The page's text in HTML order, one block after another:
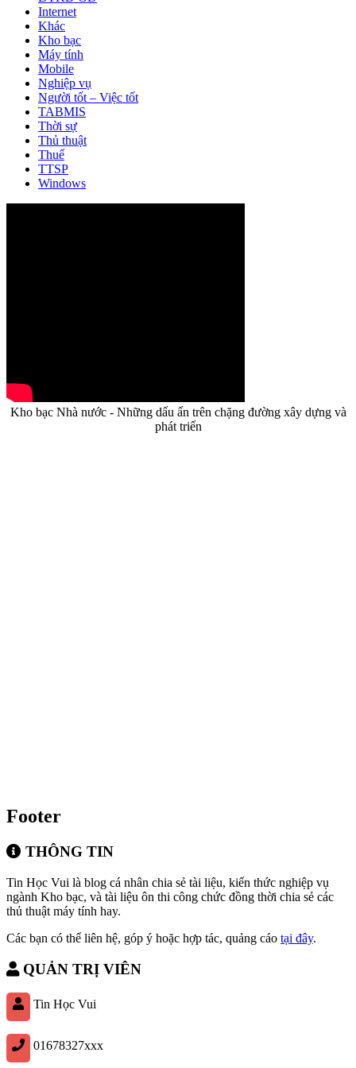
Internet
Khác
Kho bạc
Máy tính
Mobile
Nghiệp vụ
Người tốt – Việc tốt
TABMIS
Thời sự
Thủ thuật
Thuế
TTSP
Windows
Kho bạc Nhà nước - Những dấu ấn trên chặng đường xây dựng và
phát triển
Footer
THÔNG TIN
Tin Học Vui là blog cá nhân chia sẻ tài liệu, kiến thức nghiệp vụ
ngành Kho bạc, và tài liệu ôn thi công chức đồng thời chia sẻ các
thủ thuật máy tính hay.
Các bạn có thể liên hệ, góp ý hoặc hợp tác, quảng cáo tại đây.
QUẢN TRỊ VIÊN
Tin Học Vui
01678327xxx